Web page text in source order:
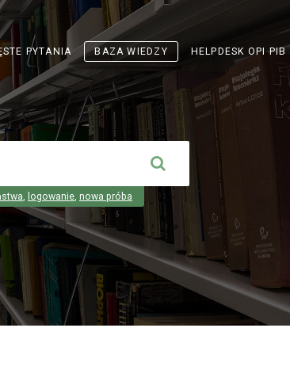
PYTANIA BAZA WIEDZY HELPDESK OPI PIB
, logowanie, nowa próba